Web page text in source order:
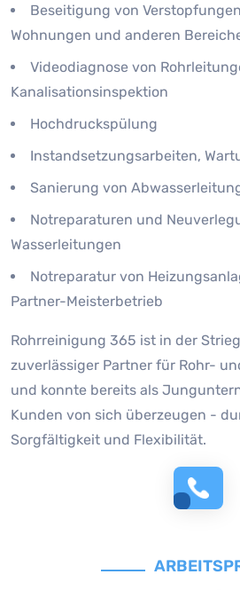
Beseitigung von
Wohnungen und anderen
Videodiagnose von
Kanalisationsinspektion
Hochdruckspülung
Instandsetzungsarbeiten,
Sanierung von
Notreparaturen und
Wasserleitungen
Notreparatur von
Partner-Meisterbetrieb
Rohrreinigung 365 ist in der
zuverlässiger Partner für Rohr-
und konnte bereits als
Kunden von sich überzeugen -
Sorgfältigkeit und Flexibilität.